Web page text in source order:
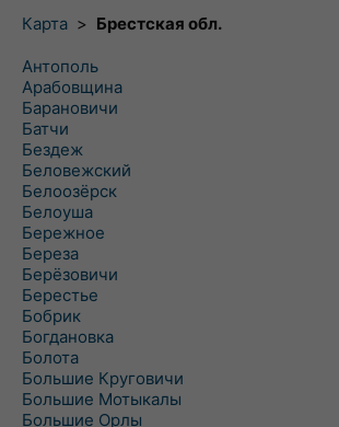
Карта > Брестская обл.
Антополь
Арабовщина
Барановичи
Батчи
Бездеж
Беловежский
Белоозёрск
Белоуша
Бережное
Береза
Берёзовичи
Берестье
Бобрик
Богдановка
Болота
Большие Круговичи
Большие Мотыкалы
Большие Орлы